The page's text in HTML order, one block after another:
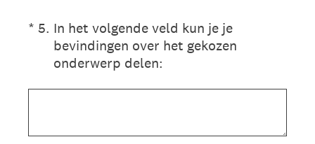
* 5. In het volgende veld kun je je
bevindingen over het gekozen
onderwerp delen:
(Vereist.)